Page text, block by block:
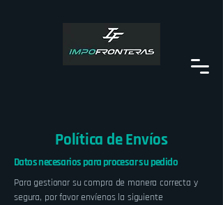
Política de Envíos
Datos necesarios para procesar su pedido
Para gestionar su compra de manera correcta y
segura, por favor envíenos la siguiente